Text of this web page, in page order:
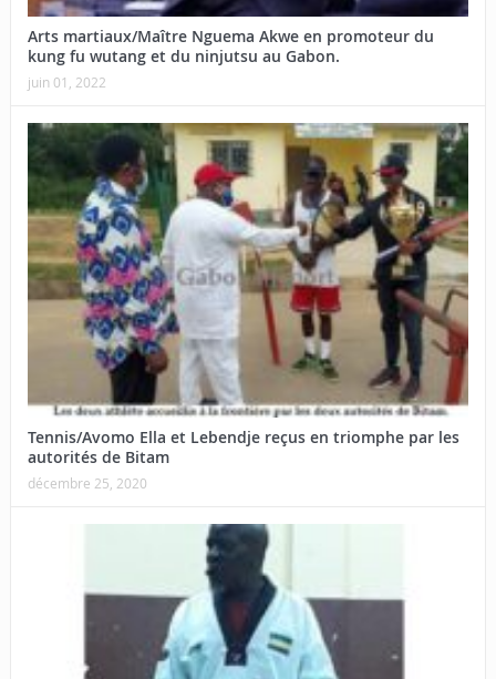
Arts martiaux/Maître Nguema Akwe en promoteur du
kung fu wutang et du ninjutsu au Gabon.
juin 01, 2022
Tennis/Avomo Ella et Lebendje reçus en triomphe par les
autorités de Bitam
décembre 25, 2020